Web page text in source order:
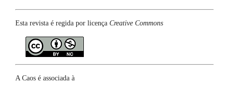
Esta revista é regida por licença Creative Commons
A Caos é associada à